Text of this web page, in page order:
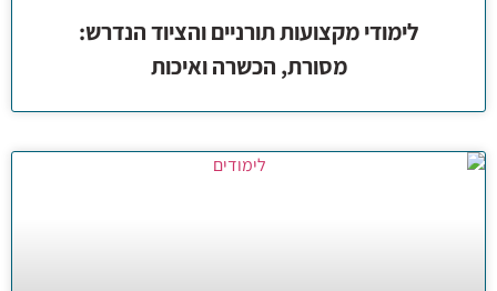
לימודי מקצועות תורניים והציוד הנדרש:
מסורת, הכשרה ואיכות